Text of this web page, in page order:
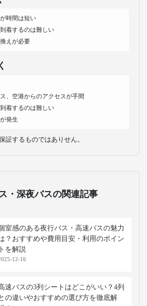
時間は短い
着するのは難しい
えが必要
、空港からのアクセスが手間
着するのは難しい
発生
証するものではありせん。
・深夜バスの関連記事
室感のある夜行バス・高速バスの魅力
？おすすめや費用目安・利用のポイン
トを解説
12-16
速バスの3列シートはどこがいい？4列
の違いやおすすめの選び方を徹底解